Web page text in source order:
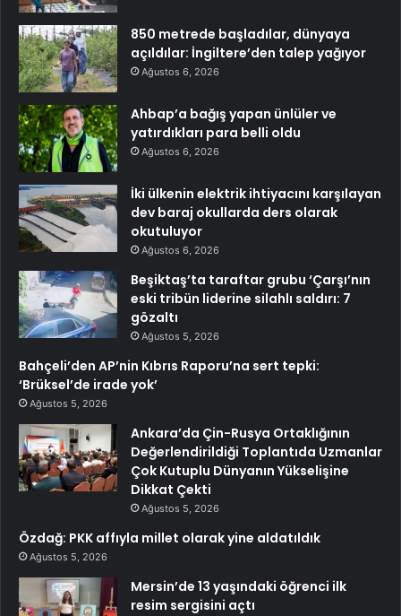
850 metrede başladılar, dünyaya
açıldılar: İngiltere’den talep yağıyor
Ağustos 6, 2026
Ahbap’a bağış yapan ünlüler ve
yatırdıkları para belli oldu
Ağustos 6, 2026
İki ülkenin elektrik ihtiyacını karşılayan
dev baraj okullarda ders olarak
okutuluyor
Ağustos 6, 2026
Beşiktaş’ta taraftar grubu ‘Çarşı’nın
eski tribün liderine silahlı saldırı: 7
gözaltı
Ağustos 5, 2026
Bahçeli’den AP’nin Kıbrıs Raporu’na sert tepki:
‘Brüksel’de irade yok’
Ağustos 5, 2026
Ankara’da Çin-Rusya Ortaklığının
Değerlendirildiği Toplantıda Uzmanlar
Çok Kutuplu Dünyanın Yükselişine
Dikkat Çekti
Ağustos 5, 2026
Özdağ: PKK affıyla millet olarak yine aldatıldık
Ağustos 5, 2026
Mersin’de 13 yaşındaki öğrenci ilk
resim sergisini açtı